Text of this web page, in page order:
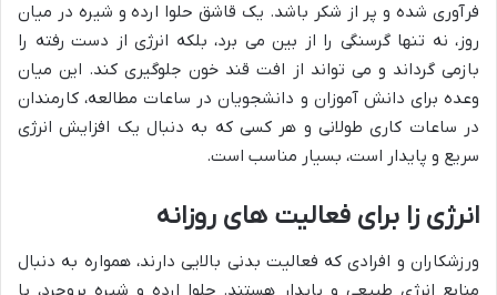
فرآوری شده و پر از شکر باشد. یک قاشق حلوا ارده و شیره در میان
روز، نه تنها گرسنگی را از بین می برد، بلکه انرژی از دست رفته را
بازمی گرداند و می تواند از افت قند خون جلوگیری کند. این میان
وعده برای دانش آموزان و دانشجویان در ساعات مطالعه، کارمندان
در ساعات کاری طولانی و هر کسی که به دنبال یک افزایش انرژی
سریع و پایدار است، بسیار مناسب است.
انرژی زا برای فعالیت های روزانه
ورزشکاران و افرادی که فعالیت بدنی بالایی دارند، همواره به دنبال
منابع انرژی طبیعی و پایدار هستند. حلوا ارده و شیره بروجرد، با